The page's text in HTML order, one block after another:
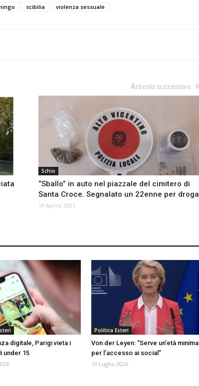
scibilia violenza sessuale
Articolo successivo
Schio
“Sballo” in auto nel piazzale del cimitero di
Santa Croce. Segnalato un 22enne per droga
19 Aprile 2021
digitale, Parigi vieta i
under 15
Politica Esteri
Von der Leyen: “Serve un’età minima
per l’accesso ai social”
13 Luglio 2026